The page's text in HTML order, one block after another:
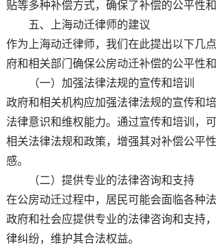
贴等多种补偿方式，确保了补偿的公平性和
五、上海动迁律师的建议
作为上海动迁律师，我们在此提出以下几
府和相关部门确保公房动迁补偿的公平性和
（一）加强法律法规的宣传和培训
政府和相关机构应加强法律法规的宣传和
法律意识和维权能力。通过宣传和培训，
相关法律法规和政策，增强其对补偿公平
感。
（二）提供专业的法律咨询和支持
在公房动迁过程中，居民可能会面临各种法
政府和社会应提供专业的法律咨询和支持
律纠纷，维护其合法权益。